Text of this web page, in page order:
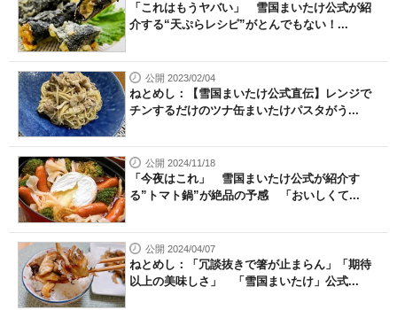
「これはもうヤバい」 雪国まいたけ公式が紹
介する“天ぷらレシピ”がとんでもない！...
公開 2023/02/04
ねとめし：【雪国まいたけ公式直伝】レンジで
チンするだけのツナ缶まいたけパスタがう...
公開 2024/11/18
「今夜はこれ」 雪国まいたけ公式が紹介す
る”トマト鍋”が絶品の予感 「おいしくて...
公開 2024/04/07
ねとめし：「冗談抜きで箸が止まらん」「期待
以上の美味しさ」 「雪国まいたけ」公式...